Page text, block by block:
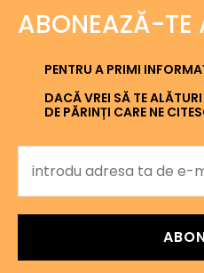
ABONEAZĂ-TE
PENTRU A PRIMI
DACĂ VREI SĂ TE
DE PĂRINȚI CARE NE